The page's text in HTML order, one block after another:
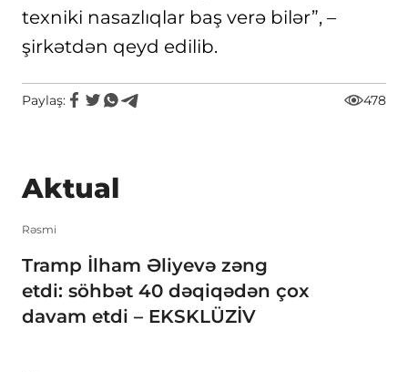
texniki nasazlıqlar baş verə bilər”, –
şirkətdən qeyd edilib.
Paylaş: 478
Aktual
Rəsmi
Tramp İlham Əliyevə zəng
etdi: söhbət 40 dəqiqədən çox
davam etdi – EKSKLÜZİV